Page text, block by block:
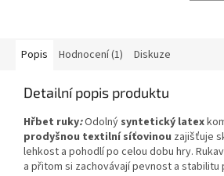
hvězdiček.
Popis Hodnocení (1) Diskuze
Detailní popis produktu
Hřbet ruky:Odolný syntetický latex
prodyšnou textilní síťovinou zajišťuje
lehkost a pohodlí po celou dobu hry.
a přitom si zachovávají pevnost a stabilitu